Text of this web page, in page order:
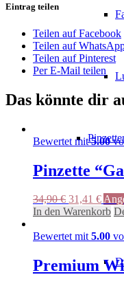
Eintrag teilen
Teilen auf Facebook
Teilen auf
Teilen auf Pinterest
Per E-Mail teilen
Das könnte dir
Bewertet mit5.00
Pinzette
34,90€
Preis
34,90 €
31,41 €
Preis
In den Warenkorb
Bewertet mit5.00
Premium